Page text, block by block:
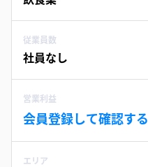
従業員数
社員なし
営業利益
会員登録して確認する
エリア